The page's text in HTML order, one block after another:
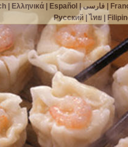
| Ελληνικά| Español |فارسی|
Русский| ไทย|